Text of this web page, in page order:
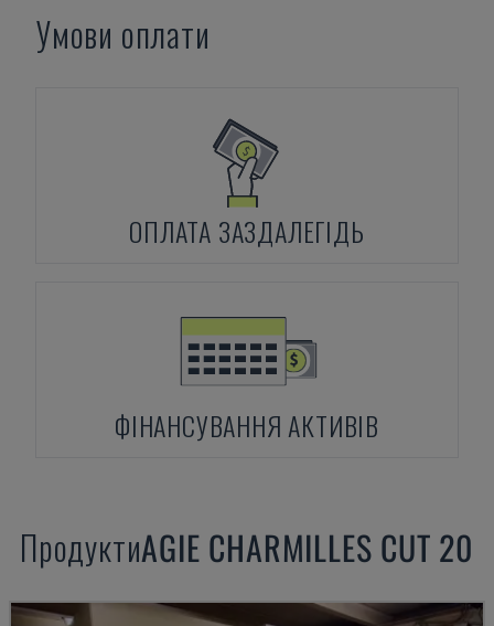
Умови оплати
ОПЛАТА ЗАЗДАЛЕГІДЬ
ФІНАНСУВАННЯ АКТИВІВ
ПродуктиAGIE CHARMILLES CUT 20